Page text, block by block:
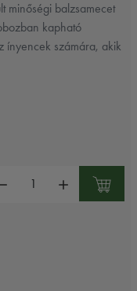
minőségi balzsamecet
kapható
ínyencek számára, akik